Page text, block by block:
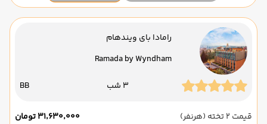
رامادا بای ویندهام
Ramada by Wyndham
3 شب BB
قیمت 2 تخته (هرنفر)
۳۱٬۶۳۰٬۰۰۰ تومان